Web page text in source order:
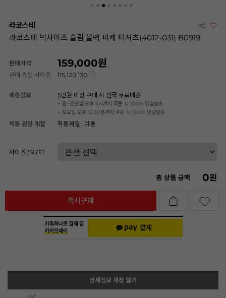
라코스테
라코스테 빅사이즈 슬림 블랙 피케 티셔츠(4012-031) B0919
판매가격 159,000
구매 가능 사이즈 115,120,130
배송정보 5만원 이상 구매 시 전국 무료배송
+ 월~금요일 오후 5시까지 주문 시 100% 당일발송
+ 토요일 오후 12:30분까지 주문 시 100% 당일발송
착용 권장 계절 적용계절 : 여름
사이즈 (SIZE)
총 상품 금액 0원
즉시구매
상세정보 새창 열기